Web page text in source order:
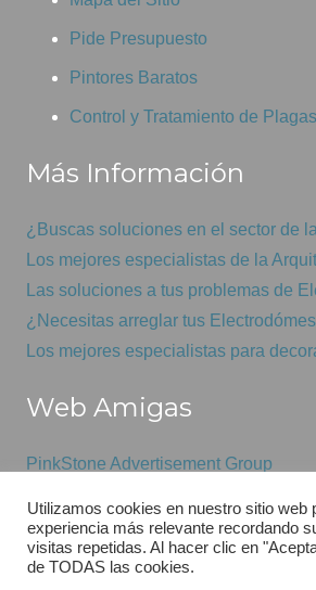
Pide Presupuesto
Pintores Baratos
Control y Tratamiento de Plagas
Más Información
¿Buscas soluciones en el sector de
Los mejores especialistas de la
Las soluciones a tus problemas de
¿Necesitas arreglar tus
Los mejores especialistas para
Web Amigas
PinkStone Advertisement Group
GSAS
Utilizamos cookies en nuestro sitio web
experiencia más relevante recordando
visitas repetidas. Al hacer clic en
de TODAS las cookies.